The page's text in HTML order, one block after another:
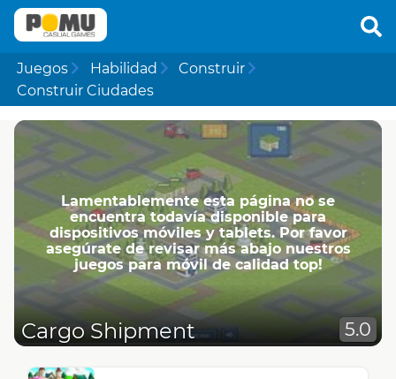
Juegos Habilidad
Construir
Construir Ciudades
Lamentablemente esta página no se
encuentra todavía disponible para
dispositivos móviles y tablets. Por favor
asegúrate de revisar más abajo nuestros
juegos para móvil de calidad top!
Cargo Shipment 5.0